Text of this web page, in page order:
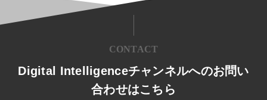
CONTACT
Digital Intelligenceチャンネルへのお問い
合わせはこちら